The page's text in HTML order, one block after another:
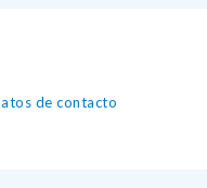
de contacto